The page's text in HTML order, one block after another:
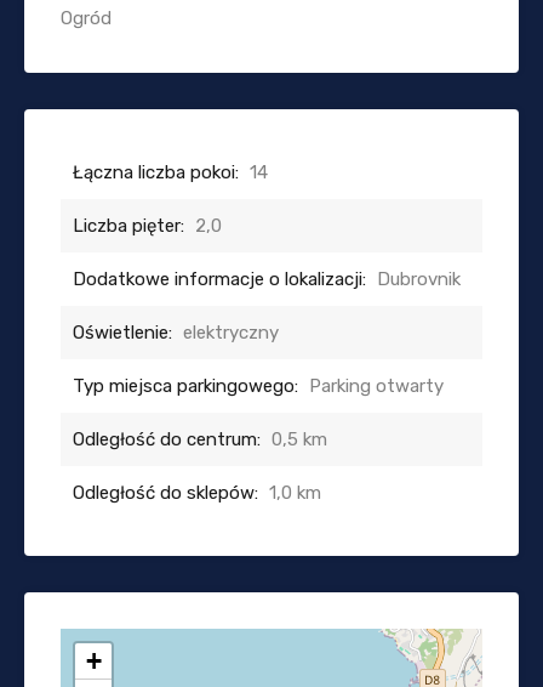
Ogród
Łączna liczba pokoi: 14
Liczba pięter: 2,0
Dodatkowe informacje o lokalizacji: Dubrovnik
Oświetlenie: elektryczny
Typ miejsca parkingowego: Parking otwarty
Odległość do centrum: 0,5 km
Odległość do sklepów: 1,0 km
+